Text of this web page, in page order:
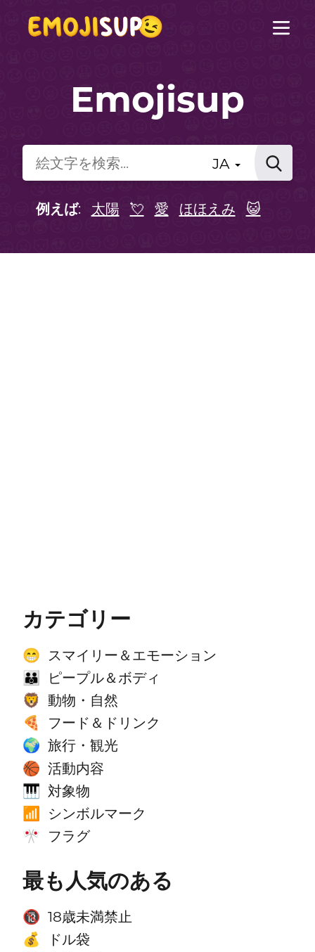
Emojisup
JA
例えば: 太陽 💘 愛 ほほえみ 😺
カテゴリー
😁 スマイリー＆エモーション
👪 ピープル＆ボディ
🦁 動物・自然
🍕 フード＆ドリンク
🌍 旅行・観光
🏀 活動内容
🎹 対象物
📶 シンボルマーク
🎌 フラグ
最も人気のある
🔞 18歳未満禁止
💰 ドル袋